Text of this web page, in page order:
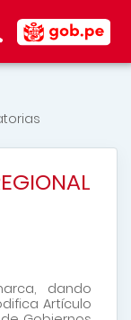
dando
Artículo